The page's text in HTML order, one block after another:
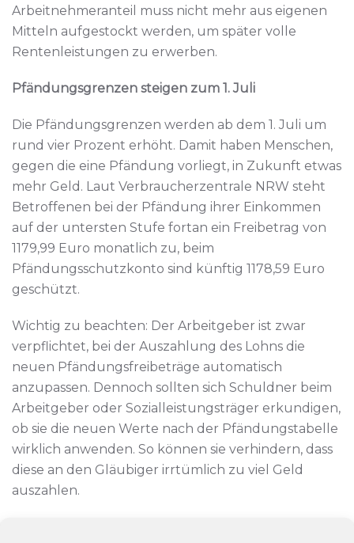
Arbeitnehmeranteil muss nicht mehr aus eigenen
Mitteln aufgestockt werden, um später volle
Rentenleistungen zu erwerben.
Pfändungsgrenzen steigen zum 1. Juli
Die Pfändungsgrenzen werden ab dem 1. Juli um
rund vier Prozent erhöht. Damit haben Menschen,
gegen die eine Pfändung vorliegt, in Zukunft etwas
mehr Geld. Laut Verbraucherzentrale NRW steht
Betroffenen bei der Pfändung ihrer Einkommen
auf der untersten Stufe fortan ein Freibetrag von
1179,99 Euro monatlich zu, beim
Pfändungsschutzkonto sind künftig 1178,59 Euro
geschützt.
Wichtig zu beachten: Der Arbeitgeber ist zwar
verpflichtet, bei der Auszahlung des Lohns die
neuen Pfändungsfreibeträge automatisch
anzupassen. Dennoch sollten sich Schuldner beim
Arbeitgeber oder Sozialleistungsträger erkundigen,
ob sie die neuen Werte nach der Pfändungstabelle
wirklich anwenden. So können sie verhindern, dass
diese an den Gläubiger irrtümlich zu viel Geld
auszahlen.